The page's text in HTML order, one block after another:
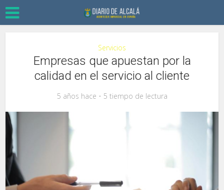
Servicios
Empresas que apuestan por la
calidad en el servicio al cliente
5 años hace 5 tiempo de lectura